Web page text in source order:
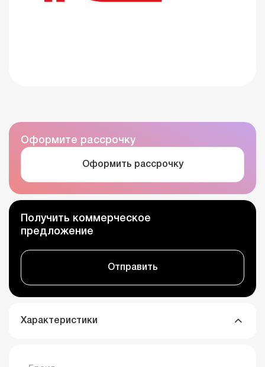
Оформите рассрочку
Оформить рассрочку
Получить коммерческое
предложение
Отправить
Характеристики